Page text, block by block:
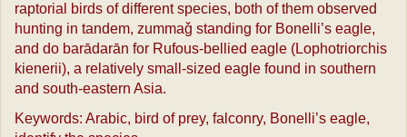
raptorial birds of different species, both of them observed
hunting in tandem, zummaǧ standing for Bonelli’s eagle,
and do barādarān for Rufous-bellied eagle (Lophotriorchis
kienerii), a relatively small-sized eagle found in southern
and south-eastern Asia.
Keywords: Arabic, bird of prey, falconry, Bonelli’s eagle,